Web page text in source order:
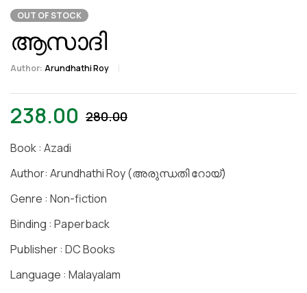
OUT OF STOCK
ആസാദി
Author: Arundhathi Roy
280.00
238.00
Book : Azadi
Author: Arundhathi Roy (അരുന്ധതി റോയ്)
Genre : Non-fiction
Binding : Paperback
Publisher : DC Books
Language : Malayalam